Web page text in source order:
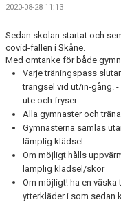
2020-08-28 11:13
Sedan skolan startat och
covid-fallen i Skåne.
Med omtanke för både
Varje träningspass
trängsel vid ut/in-gång. -
ute och fryser.
Alla gymnaster och
Gymnasterna samlas
lämplig klädsel
Om möjligt hålls
lämplig klädsel/skor
Om möjligt! ha en väska
ytterkläder i som sedan